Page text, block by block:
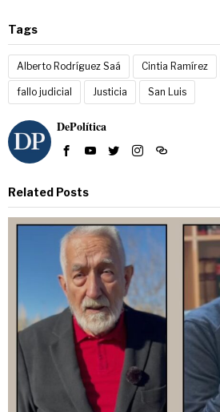
Tags
Alberto Rodríguez Saá Cintia Ramírez
fallo judicial Justicia San Luis
DePolítica
Related Posts